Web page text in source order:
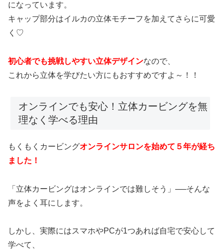
になっています。
キャップ部分はイルカの立体モチーフを加えてさらに可愛
く♡
初心者でも挑戦しやすい立体デザインなので、
これから立体を学びたい方にもおすすめですよ～！！
オンラインでも安心！立体カービングを無
理なく学べる理由
もくもくカービングオンラインサロンを始めて５年が経ち
ました！
「立体カービングはオンラインでは難しそう」──そんな
声をよく耳にします。
しかし、 実際にはスマホやPCが1つあれば自宅で安心して
学べて、